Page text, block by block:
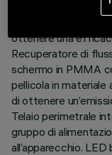
alluminio
ottenere una
Recuperatore di
schermo in PMMA
pellicola in materiale
di ottenere
Telaio perimetrale
gruppo di
all’apparecchio.